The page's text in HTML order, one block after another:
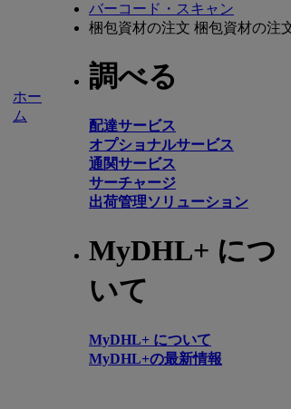
ホー
ム
バーコード・スキャン
梱包資材の注文 梱包資材の注
調べる
配達サービス
オプショナルサービス
通関サービス
サーチャージ
出荷管理ソリューション
MyDHL+ につ
いて
MyDHL+ について
MyDHL+の最新情報